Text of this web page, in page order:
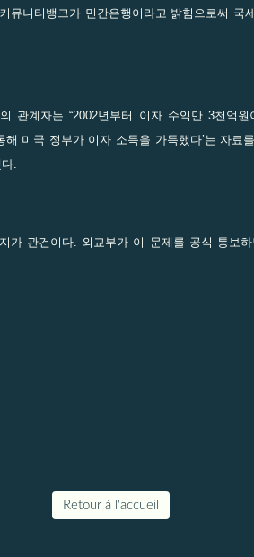
뮤니티뱅크가 민간은행이라고 밝힘으로써
관계자는 “2002년부터 이자 수익만 3천억
해 미국 정부가 이자 소득을 가득했다’는 자료
.
가 관건이다. 외교부가 이 문제를 공식 통보
Retour à l'accueil